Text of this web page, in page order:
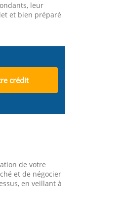
leur
et bien préparé
crédit
de votre
et de négocier
en veillant à